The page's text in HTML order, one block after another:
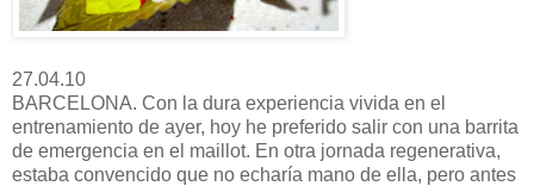
27.04.10
BARCELONA. Con la dura experiencia vivida en el
entrenamiento de ayer, hoy he preferido salir con una barrita
de emergencia en el maillot. En otra jornada regenerativa,
estaba convencido que no echaría mano de ella, pero antes